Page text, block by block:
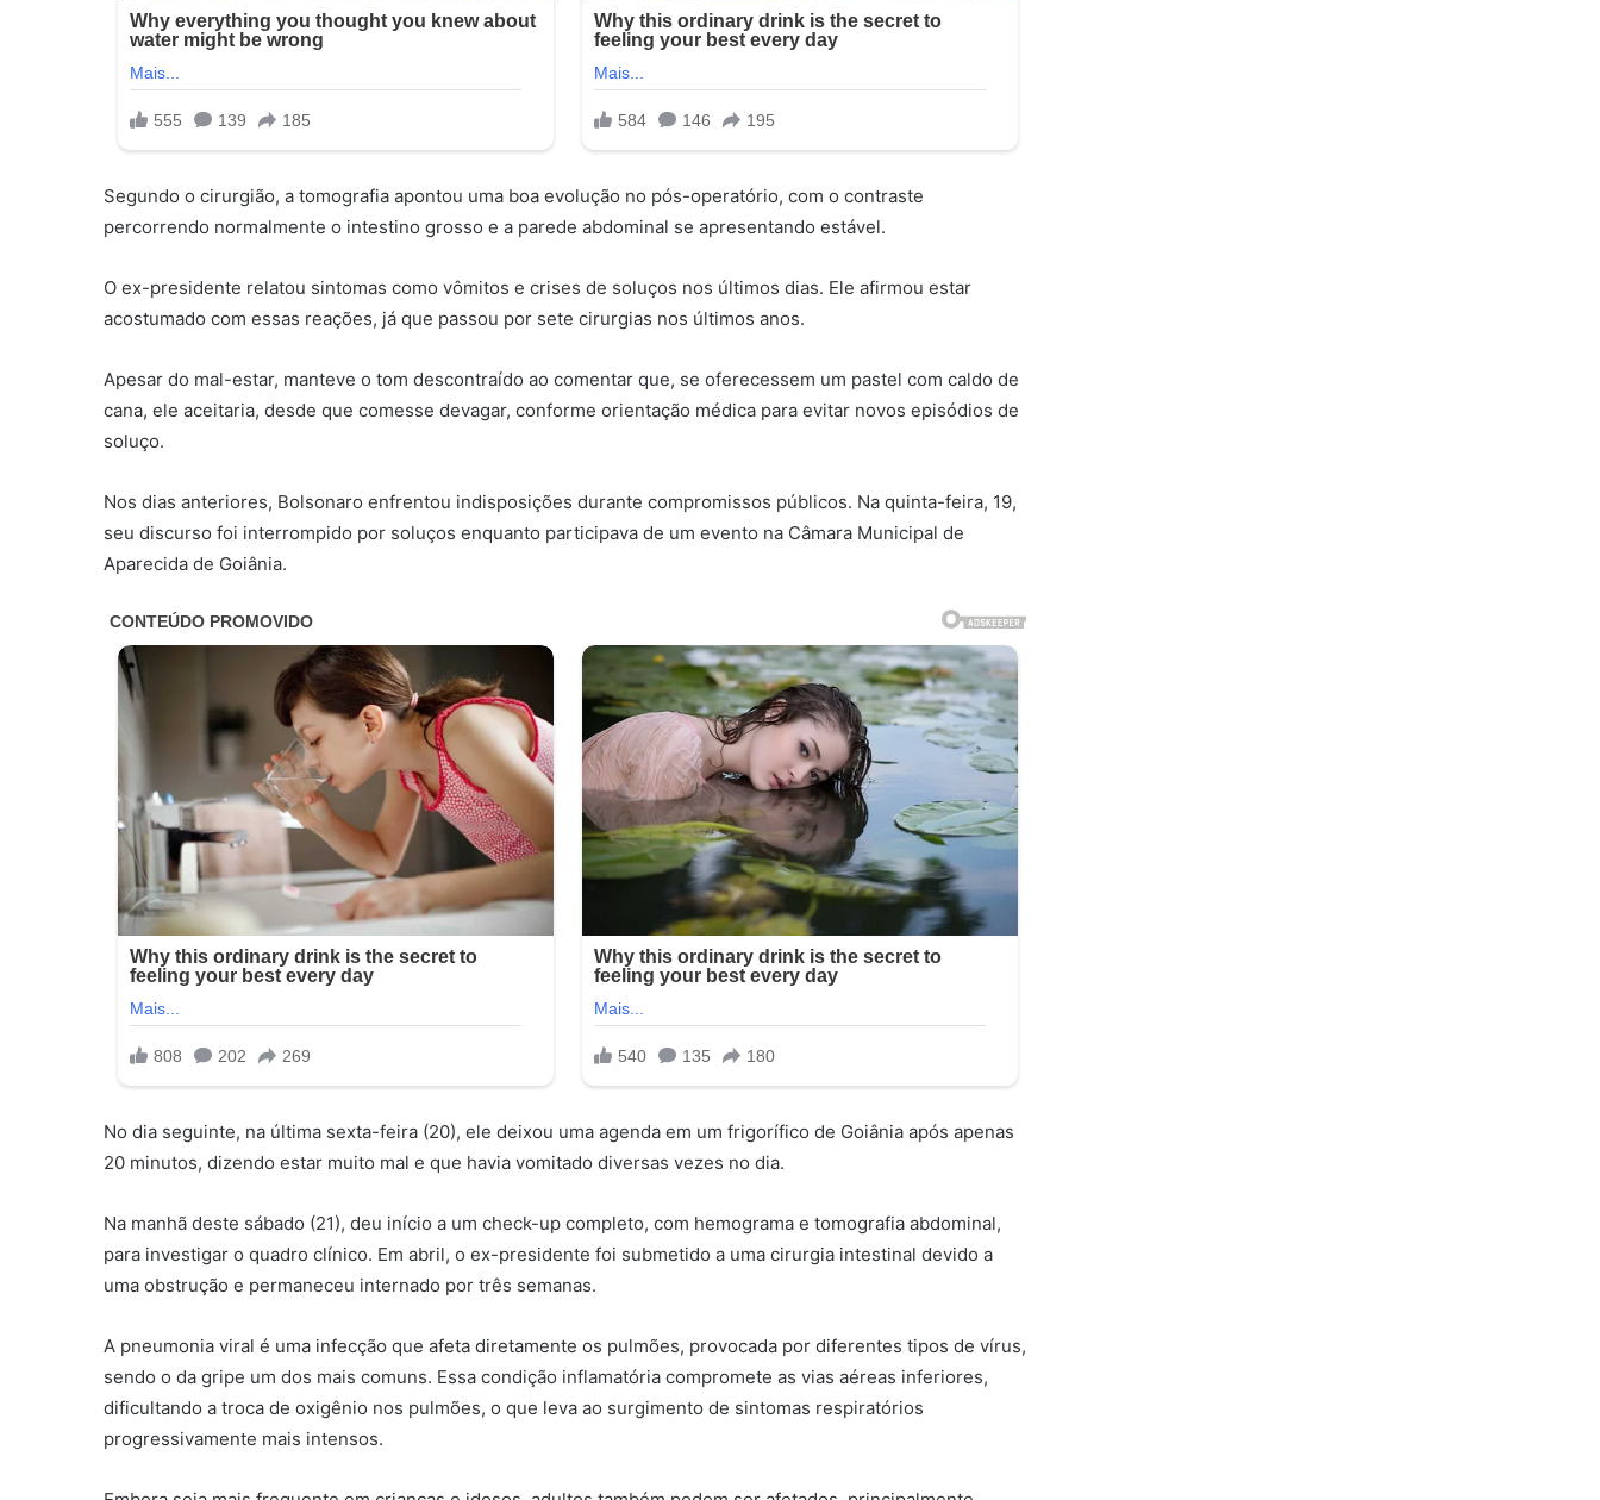
Segundo o cirurgião, a tomografia apontou uma boa evolução no pós-operatório, com o contraste
percorrendo normalmente o intestino grosso e a parede abdominal se apresentando estável.
O ex-presidente relatou sintomas como vômitos e crises de soluços nos últimos dias. Ele afirmou estar
acostumado com essas reações, já que passou por sete cirurgias nos últimos anos.
Apesar do mal-estar, manteve o tom descontraído ao comentar que, se oferecessem um pastel com caldo de
cana, ele aceitaria, desde que comesse devagar, conforme orientação médica para evitar novos episódios de
soluço.
Nos dias anteriores, Bolsonaro enfrentou indisposições durante compromissos públicos. Na quinta-feira, 19,
seu discurso foi interrompido por soluços enquanto participava de um evento na Câmara Municipal de
Aparecida de Goiânia.
No dia seguinte, na última sexta-feira (20), ele deixou uma agenda em um frigorífico de Goiânia após apenas
20 minutos, dizendo estar muito mal e que havia vomitado diversas vezes no dia.
Na manhã deste sábado (21), deu início a um check-up completo, com hemograma e tomografia abdominal,
para investigar o quadro clínico. Em abril, o ex-presidente foi submetido a uma cirurgia intestinal devido a
uma obstrução e permaneceu internado por três semanas.
A pneumonia viral é uma infecção que afeta diretamente os pulmões, provocada por diferentes tipos de vírus,
sendo o da gripe um dos mais comuns. Essa condição inflamatória compromete as vias aéreas inferiores,
dificultando a troca de oxigênio nos pulmões, o que leva ao surgimento de sintomas respiratórios
progressivamente mais intensos.